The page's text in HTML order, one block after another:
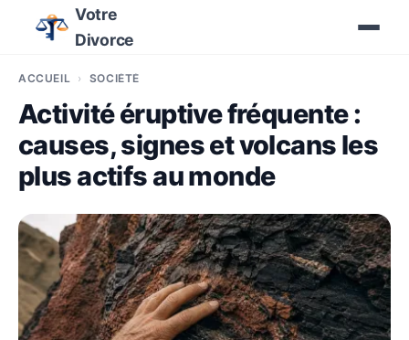
Votre
Divorce
ACCUEIL SOCIÉTÉ
Activité éruptive fréquente :
causes, signes et volcans les
plus actifs au monde